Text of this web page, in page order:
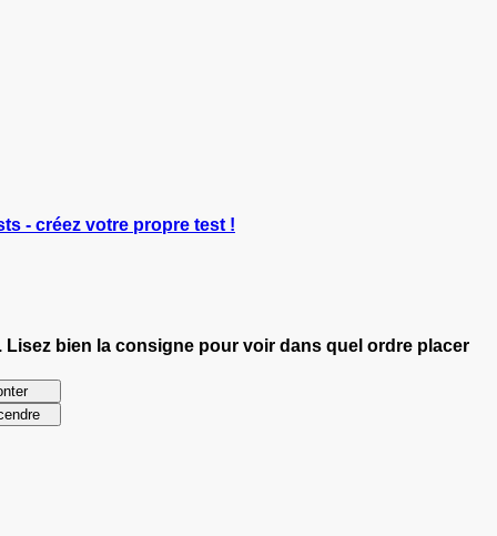
- créez votre propre test !
bien la consigne pour voir dans quel ordre placer